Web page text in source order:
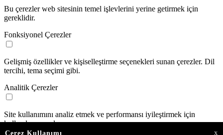
Çerez Kullanımı X
Bu çerezler web sitesinin temel işlevlerini yerine getirmek için
gereklidir.
Fonksiyonel Çerezler
Gelişmiş özellikler ve kişiselleştirme seçenekleri sunan çerezler. Dil
tercihi, tema seçimi gibi.
Analitik Çerezler
Site kullanımını analiz etmek ve performansı iyileştirmek için
kullanılan çerezler.